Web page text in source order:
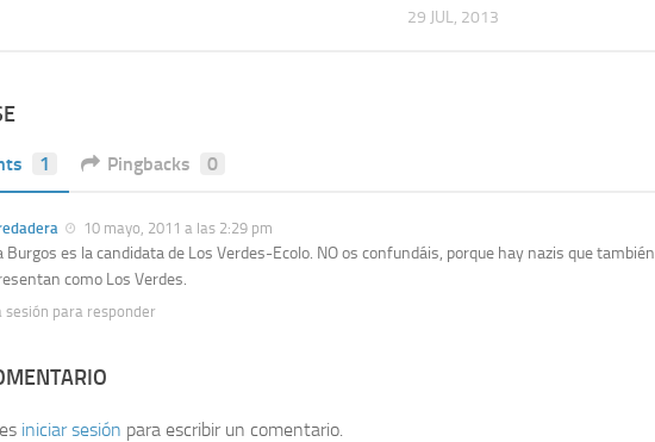
29 JUL, 2013
1 Pingbacks 0
10 mayo, 2011 a las 2:29 pm
Burgos es la candidata de Los Verdes-Ecolo. NO os confundáis, porque hay nazis que también
como Los Verdes.
sesión para responder
iniciar sesión para escribir un comentario.